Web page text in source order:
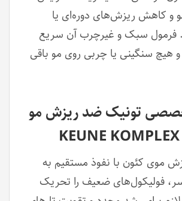
و کاهش ریزش‌های دوره‌ای یا
سبک و غیرچرب آن سریع
سنگینی یا چربی روی مو باقی
تونیک ضد ریزش مو
موی کئون با نفوذ مستقیم به
فولیکول‌های ضعیف را تحریک